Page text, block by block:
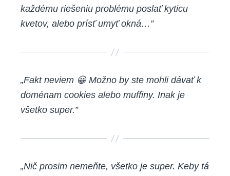
každému riešeniu problému poslať kyticu
kvetov, alebo prísť umyť okná…”
„Fakt neviem 😀 Možno by ste mohli dávať k
doménam cookies alebo muffiny. Inak je
všetko super.”
„Nič prosim nemeňte, všetko je super. Keby tá